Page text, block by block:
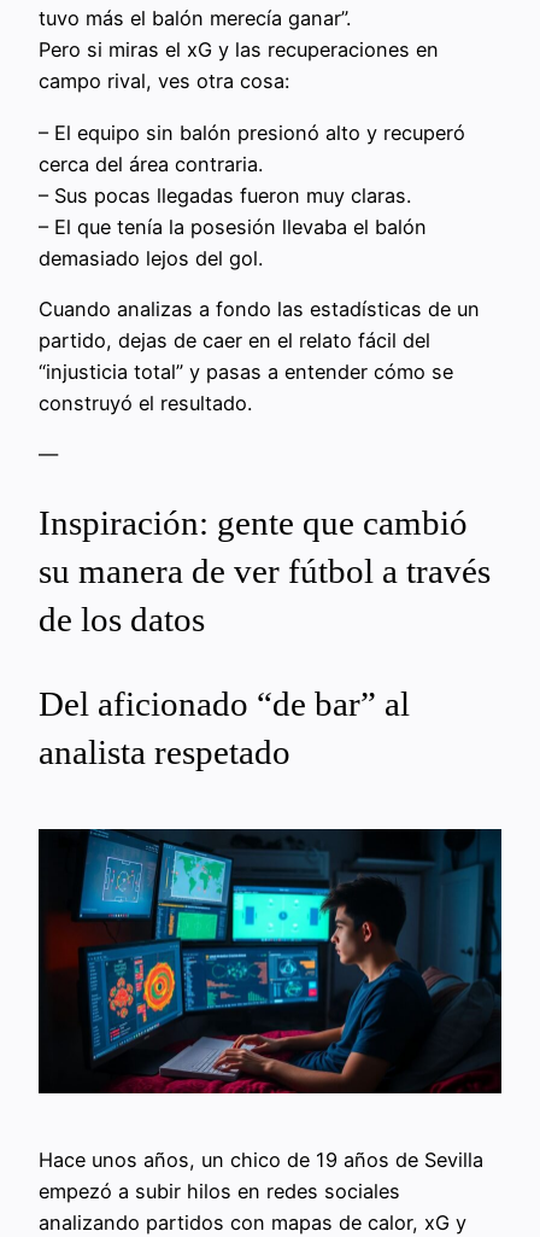
tuvo más el balón merecía ganar”.
Pero si miras el xG y las recuperaciones en
campo rival, ves otra cosa:
– El equipo sin balón presionó alto y recuperó
cerca del área contraria.
– Sus pocas llegadas fueron muy claras.
– El que tenía la posesión llevaba el balón
demasiado lejos del gol.
Cuando analizas a fondo las estadísticas de un
partido, dejas de caer en el relato fácil del
“injusticia total” y pasas a entender cómo se
construyó el resultado.
—
Inspiración: gente que cambió
su manera de ver fútbol a través
de los datos
Del aficionado “de bar” al
analista respetado
Hace unos años, un chico de 19 años de Sevilla
empezó a subir hilos en redes sociales
analizando partidos con mapas de calor, xG y